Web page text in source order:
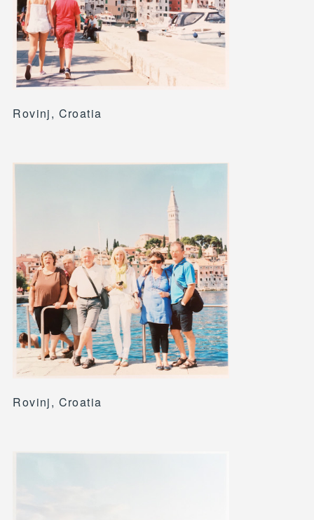
Rovinj, Croatia
Rovinj, Croatia